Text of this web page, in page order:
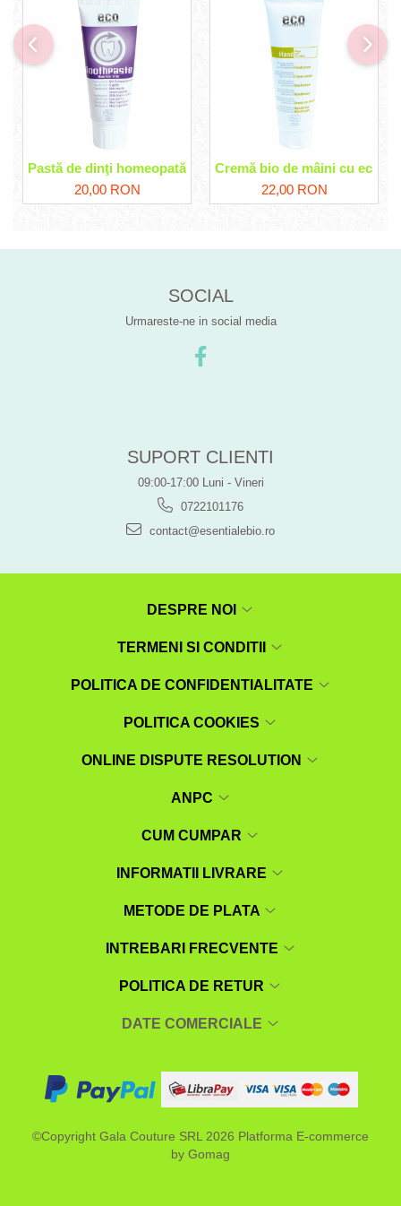
Pastă de dinţi homeopată Eco Cosmetics
20,00 RON
Cremă bio de mâini cu
22,00 RON
SOCIAL
Urmareste-ne in social media
SUPORT CLIENTI
09:00-17:00 Luni - Vineri
0722101176
contact@esentialebio.ro
DESPRE NOI
TERMENI SI CONDITII
POLITICA DE CONFIDENTIALITATE
POLITICA COOKIES
ONLINE DISPUTE RESOLUTION
ANPC
CUM CUMPAR
INFORMATII LIVRARE
METODE DE PLATA
INTREBARI FRECVENTE
POLITICA DE RETUR
DATE COMERCIALE
©Copyright Gala Couture SRL 2026 Platforma E-commerce
by Gomag